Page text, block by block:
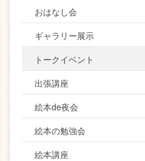
おはなし会
ギャラリー展示
トークイベント
出張講座
絵本de夜会
絵本の勉強会
絵本講座